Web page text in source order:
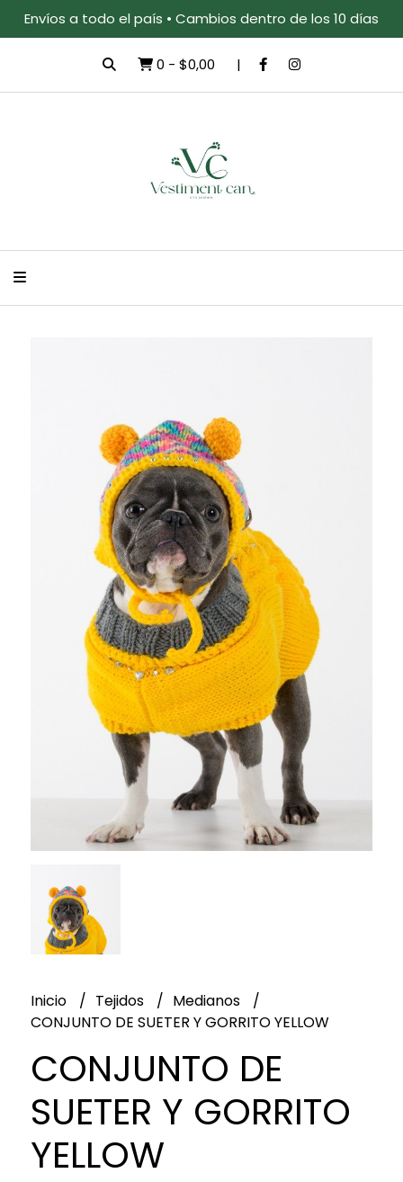
Envíos a todo el país • Cambios dentro de los 10 días
0 - $0,00
Inicio Tejidos
Medianos
CONJUNTO DE SUETER Y GORRITO YELLOW
CONJUNTO DE
SUETER Y GORRITO
YELLOW